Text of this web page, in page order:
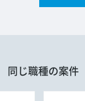
同じ職種の案件